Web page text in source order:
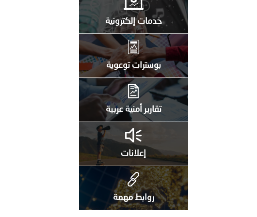
خدمات إلكترونية
بوسترات توعوية
تقارير أمنية عربية
إعلانات
روابط مهمة